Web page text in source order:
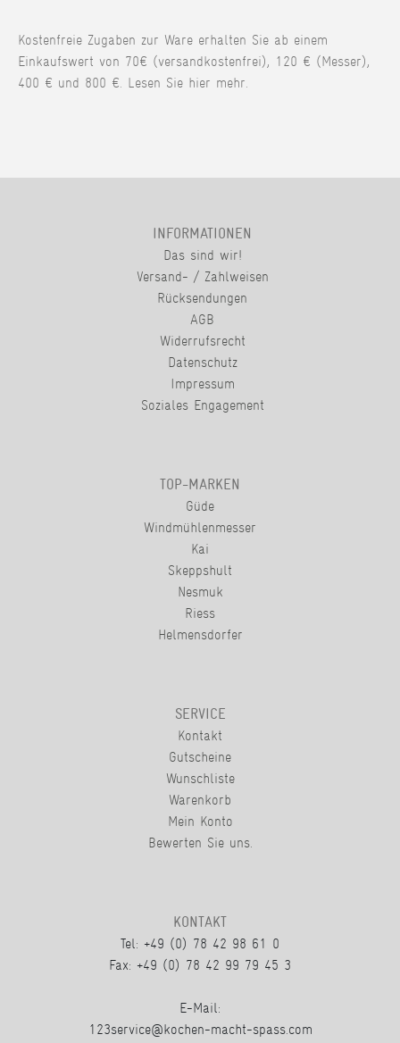
Kostenfreie Zugaben zur Ware erhalten Sie ab einem
Einkaufswert von 70€ (versandkostenfrei), 120 € (Messer),
400 € und 800 €. Lesen Sie hier mehr.
INFORMATIONEN
Das sind wir!
Versand- / Zahlweisen
Rücksendungen
AGB
Widerrufsrecht
Datenschutz
Impressum
Soziales Engagement
TOP-MARKEN
Güde
Windmühlenmesser
Kai
Skeppshult
Nesmuk
Riess
Helmensdorfer
SERVICE
Kontakt
Gutscheine
Wunschliste
Warenkorb
Mein Konto
Bewerten Sie uns.
KONTAKT
Tel: +49 (0) 78 42 98 61 0
Fax: +49 (0) 78 42 99 79 45 3
E-Mail:
123service@kochen-macht-spass.com